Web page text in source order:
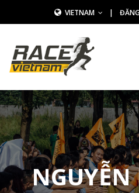
VIETNAM |
NGUYỄN